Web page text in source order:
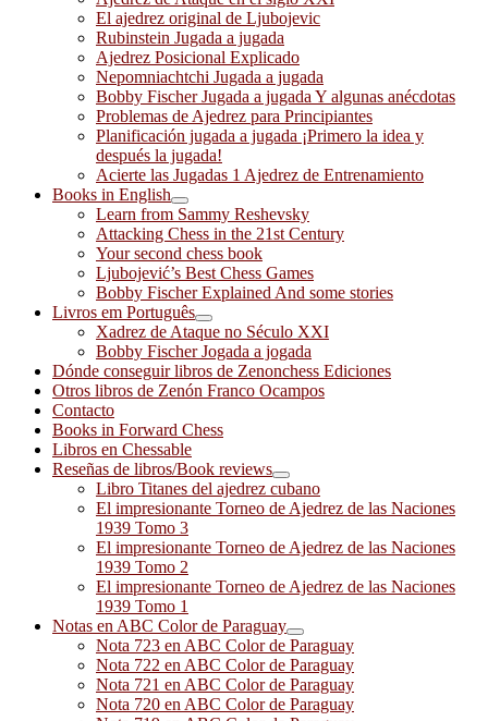
El ajedrez original de Ljubojevic
Rubinstein Jugada a jugada
Ajedrez Posicional Explicado
Nepomniachtchi Jugada a jugada
Bobby Fischer Jugada a jugada Y algunas anécdotas
Problemas de Ajedrez para Principiantes
Planificación jugada a jugada ¡Primero la idea y
después la jugada!
Acierte las Jugadas 1 Ajedrez de Entrenamiento
Books in English
Learn from Sammy Reshevsky
Attacking Chess in the 21st Century
Your second chess book
Ljubojević’s Best Chess Games
Bobby Fischer Explained And some stories
Livros em Português
Xadrez de Ataque no Século XXI
Bobby Fischer Jogada a jogada
Dónde conseguir libros de Zenonchess Ediciones
Otros libros de Zenón Franco Ocampos
Contacto
Books in Forward Chess
Libros en Chessable
Reseñas de libros/Book reviews
Libro Titanes del ajedrez cubano
El impresionante Torneo de Ajedrez de las Naciones
1939 Tomo 3
El impresionante Torneo de Ajedrez de las Naciones
1939 Tomo 2
El impresionante Torneo de Ajedrez de las Naciones
1939 Tomo 1
Notas en ABC Color de Paraguay
Nota 723 en ABC Color de Paraguay
Nota 722 en ABC Color de Paraguay
Nota 721 en ABC Color de Paraguay
Nota 720 en ABC Color de Paraguay